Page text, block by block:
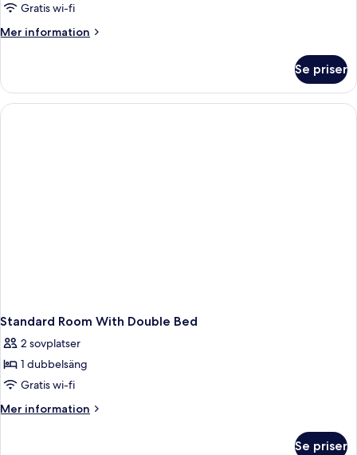
Gratis wi-fi
Mer information
Mer
Room
With
Double
Se priser
Standard Room With Double Bed
2 sovplatser
1 dubbelsäng
Gratis wi-fi
Mer information
Mer
Se priser